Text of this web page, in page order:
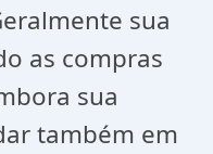
sua
as compras
sua
também em